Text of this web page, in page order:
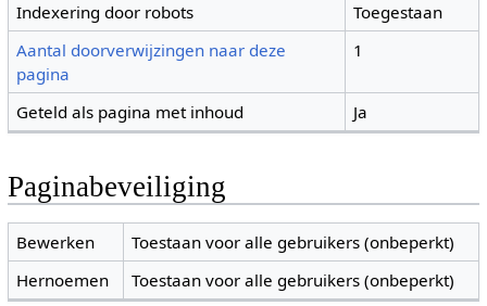
Indexering door robots
Toegestaan
Aantal doorverwijzingen naar deze
pagina
1
Geteld als pagina met inhoud Ja
Paginabeveiliging
Bewerken
Toestaan voor alle gebruikers (onbeperkt)
Hernoemen
Toestaan voor alle gebruikers (onbeperkt)